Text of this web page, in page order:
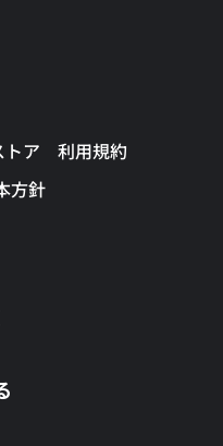
トア 利用規約
方針